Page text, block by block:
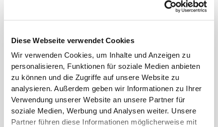
Diese Webseite verwendet Cookies
Wir verwenden Cookies, um Inhalte und Anzeigen zu
personalisieren, Funktionen für soziale Medien anbieten
zu können und die Zugriffe auf unsere Website zu
analysieren. Außerdem geben wir Informationen zu Ihrer
Verwendung unserer Website an unsere Partner für
soziale Medien, Werbung und Analysen weiter. Unsere
Partner führen diese Informationen möglicherweise mit
Athleisure DL Crew Socken
AllDay Cotton Crew Socken